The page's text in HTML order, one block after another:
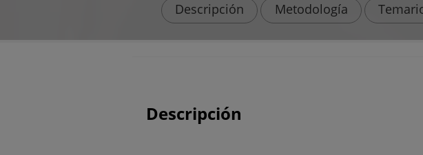
Descripción Metodología
Descripción